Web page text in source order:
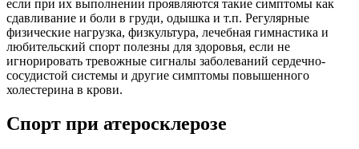
если при их выполнении проявляются такие симптомы как
сдавливание и боли в груди, одышка и т.п. Регулярные
физические нагрузка, физкультура, лечебная гимнастика и
любительский спорт полезны для здоровья, если не
игнорировать тревожные сигналы заболеваний сердечно-
сосудистой системы и другие симптомы повышенного
холестерина в крови.
Спорт при атеросклерозе